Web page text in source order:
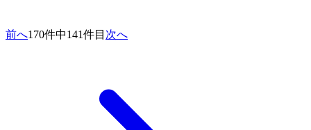
前へ170件中141件目 次へ